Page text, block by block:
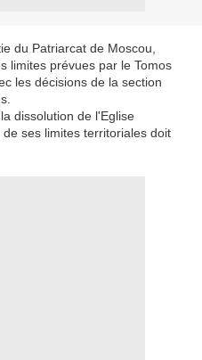
du Patriarcat de Moscou,
limites prévues par le Tomos
les décisions de la section
dissolution de l'Eglise
ses limites territoriales doit